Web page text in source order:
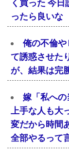
く買った 今
ったら良いな
俺の不倫
て誘惑させた
が、結果は完
嫁「私へ
上手な人も大
変だから時間
全部やるって